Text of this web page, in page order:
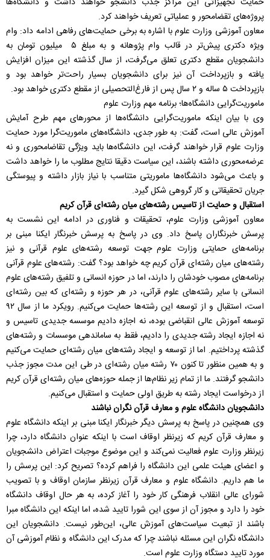
پروژه‌های تقضامحور و عملیاتی تعریف خواهند کرد.
معاون آموزشی وزارت علوم با اشاره به برخی حمایت‌های رفاهی ادامه داد: وام
ویژه دکتری پیش‌تر در قالب وام پژوهانه و به مبلغ ۵ میلیون تومان به
دانشجویان مقطع دکتری تعلق می‌گرفت، از سال گذشته این میزان افزایش
یافته و بازپرداخت آن نیز برای دانشجویان بسیار راحت‌تر خواهد بود و
بازپرداخت ۵ ساله و ۲ سال پس از فارغ‌التحصیلی از مقطع دکتری خواهد بود.
ماموریت‌گرایی دانشگاه‌ها؛ برنامه مهم وزارت علوم
وی با بیان اینکه ماموریت‌گرایی دانشگاه‌ها از محورهای مهم طرح آمایش
آموزش عالی است، گفت: به طور جدی، دانشگاه‌های ماموریت‌گرا مورد حمایت
وزارت علوم قرار خواهند گرفت، این دانشگاه‌ها باید ویژگی تقاضامحوری و نه
عرضه‌محوری داشته باشند، این سیاست دقیقا نتایج مطلوب ما را خواهد داشت
و باعث می‌شود دانشگاه‌ها ماموریتی متناسب با نیاز بازار داشته و پیوستگی
جریان تحقیقاتی و کار گروهی شکل گیرد.
استقبال و حمایت از تاسیس رشته‌های میان رشته‌ای قرآن کریم
معاون آموزشی وزارت علوم، تحقیقات و فناوری در ادامه این نشست به
پرسش خبرنگاران پاسخ داد. وی در پاسخ به پرسش خبرنگار ایکنا مبنی بر
برنامه‌های حمایتی وزارت علوم جهت توسعه رشته‌های علوم قرآنی و نیز
رشته‌های میان رشته‌ای قرآن کریم چه خواهد بود؟ گفت: رشته‌های علوم قرآنی
برنامه‌های مصوب خودشان را دارند، اما در حوزه انسانی و تلفیق رشته‌های علوم
انسانی با سایر رشته‌های علوم قرآنی، در هر حوزه و رشته‌ای که بین رشته‌ای
است، استقبال و از توسعه این رشته‌ها حمایت می‌کنیم. رویکرد ما از سال ۹۲
توسعه آموزش عالی انقباضی بوده، نه اجازه دادیم موسسه جدیدی تاسیس و
نه اجازه ایجاد رشته جدیدی را دادیم، فقط به ساماندهی موسسات و رشته‌های
گذشته پرداختیم. اما از توسعه و ایجاد رشته‌های میان رشته‌ای حمایت می‌کنیم
و به همین منظور تا کنون ۷۰ رشته میان رشته‌ای در طی این مدت مجوز جذب
دانشجو گرفتند. ما از تمام زیر نظام‌ها از جمله حوزه‌های میان رشته‌ای قرآن کریم
از درخواست ایجاد رشته به طریق اولی حمایت و استقبال می‌کنیم.
دانشجویان دانشگاه علوم و معارف قرآن نگران نباشند
وی همچنین در پاسخ به پرسش دیگر خبرنگار ایکنا مبنی بر اینکه دانشگاه علوم
و معارف قرآن کریم که زیرنظر اوقاف است با اینکه عنوان دانشگاه دارد، چرا
زیرنظر وزارت علوم فعالیت نمی‌کند و این موضوع موجبات اعتراض دانشجویان
و اعضای هیئت علمی این دانشگاه را فراهم کرده؟ تصریح کرد: این پرسش را
ما هم داریم. دانشگاه علوم و معارف قرآن زیرنظر سازمان اوقاف و با تصویب
شورای عالی انقلاب فرهنگی کار خود را آغاز کرده، به هر حال اوقاف دانشگاه
خود را دارد و مجوز آن از سوی این شورا تایید شده، اما اینکه این دانشگاه مبرا
باشند از تبعیت سیاست‌های آموزش عالی، این‌طور نیست. دانشجویان این
دانشگاه نگران این مسئله نباشند چرا که مدرک این دانشگاه و نظام آموزشی آن
مورد تایید دستگاه وزارت علوم است.